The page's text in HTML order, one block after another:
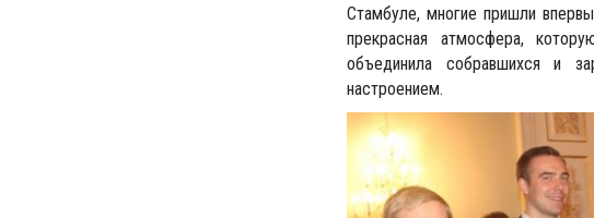
Стамбуле, многие пришли
прекрасная атмосфера,
объединила собравшихся и
настроением.